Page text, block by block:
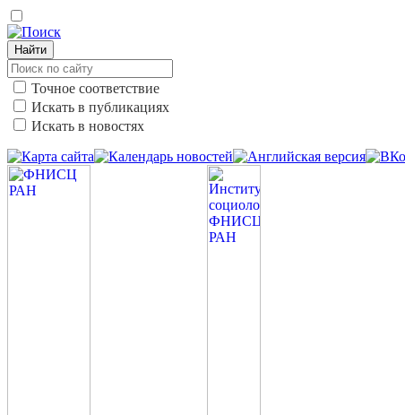
Найти
Точное соответствие
Искать в публикациях
Искать в новостях